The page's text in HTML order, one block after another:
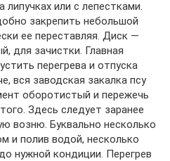
липучках или с лепестками.
закрепить небольшой
ее переставляя. Диск —
для зачистки. Главная
перегрева и отпуска
вся заводская закалка псу
оборотистый и пережечь
Здесь следует заранее
возню. Буквально несколько
и полив водой, несколько
нужной кондиции. Перегрев